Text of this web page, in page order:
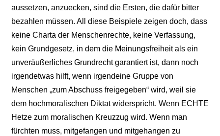
aussetzen, anzuecken, sind die Ersten, die dafür bitter
bezahlen müssen. All diese Beispiele zeigen doch, dass
keine Charta der Menschenrechte, keine Verfassung,
kein Grundgesetz, in dem die Meinungsfreiheit als ein
unveräußerliches Grundrecht garantiert ist, dann noch
irgendetwas hilft, wenn irgendeine Gruppe von
Menschen „zum Abschuss freigegeben“ wird, weil sie
dem hochmoralischen Diktat widerspricht. Wenn ECHTE
Hetze zum moralischen Kreuzzug wird. Wenn man
fürchten muss, mitgefangen und mitgehangen zu